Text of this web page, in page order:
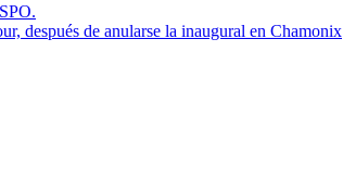
después de anularse la inaugural en Chamonix